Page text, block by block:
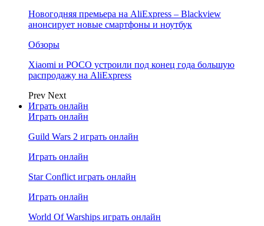
Новогодняя премьера на AliExpress – Blackview
анонсирует новые смартфоны и ноутбук
Обзоры
Xiaomi и POCO устроили под конец года большую
распродажу на AliExpress
Prev Next
Играть онлайн
Играть онлайн
Guild Wars 2 играть онлайн
Играть онлайн
Star Conflict играть онлайн
Играть онлайн
World Of Warships играть онлайн